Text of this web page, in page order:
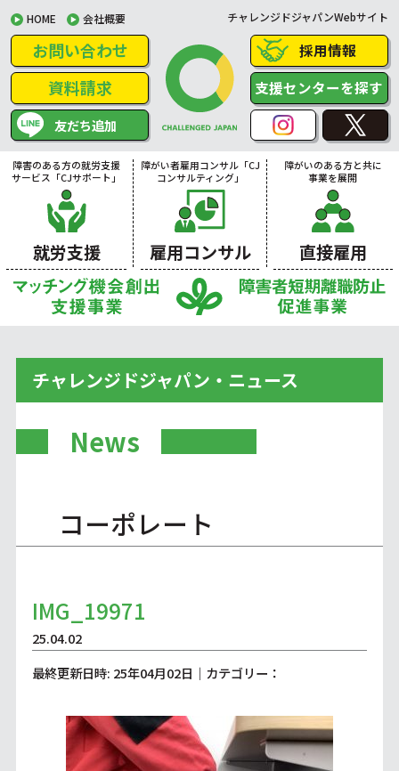
HOME 会社概要 チャレンジドジャパンWebサイト
お問い合わせ
資料請求
友だち追加
採用情報
支援センターを探す
障害のある方の就労支援
サービス「CJサポート」
就労支援
障がい者雇用コンサル「CJ
コンサルティング」
雇用コンサル
障がいのある方と共に
事業を展開
直接雇用
チャレンジドジャパン・ニュース
News
コーポレート
IMG_19971
25.04.02
最終更新日時: 25年04月02日｜カテゴリー：